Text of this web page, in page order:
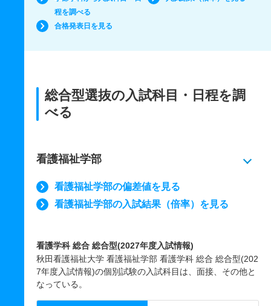
程を調べる
合格発表日を見る
総合型選抜の入試科目・日程を調
べる
看護福祉学部
看護福祉学部の偏差値を見る
看護福祉学部の入試結果（倍率）を見る
看護学科 総合 総合型(2027年度入試情報)
秋田看護福祉大学 看護福祉学部 看護学科 総合 総合型(202
7年度入試情報)の個別試験の入試科目は、面接、その他と
なっている。